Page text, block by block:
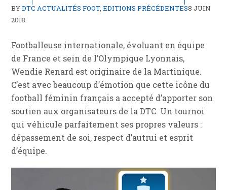
BYDTC ACTUALITÉS FOOT,EDITIONS PRÉCÉDENTES8 JUIN
2018
Footballeuse internationale, évoluant en équipe
de France et sein de l’Olympique Lyonnais,
Wendie Renard est originaire de la Martinique.
C’est avec beaucoup d’émotion que cette icône du
football féminin français a accepté d’apporter son
soutien aux organisateurs de la DTC. Un tournoi
qui véhicule parfaitement ses propres valeurs :
dépassement de soi, respect d’autrui et esprit
d’équipe.